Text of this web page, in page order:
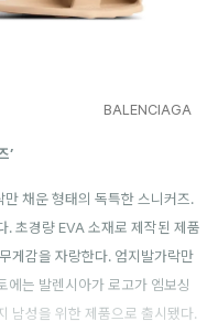
BALENCIAGA
’
채운 형태의 독특한 스니커즈.
. 초경량 EVA 소재로 제작된 제품
게감을 자랑한다. 엄지발가락만
에는 발렌시아가 로고가 엠보싱
남성을 위한 제품으로 출시됐다.